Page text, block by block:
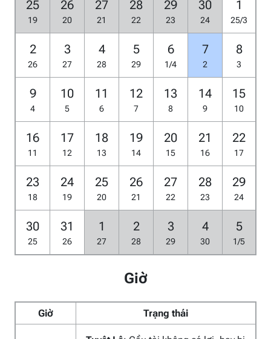
25
19
26
20
27
21
28
22
29
23
30
24
1
25/3
2
26
3
27
4
28
5
29
6
1/4
7
2
8
3
9
4
10
5
11
6
12
7
13
8
14
9
15
10
16
11
17
12
18
13
19
14
20
15
21
16
22
17
23
18
24
19
25
20
26
21
27
22
28
23
29
24
30
25
31
26
1
27
2
28
3
29
4
30
5
1/5
Giờ
Giờ Trạng thái